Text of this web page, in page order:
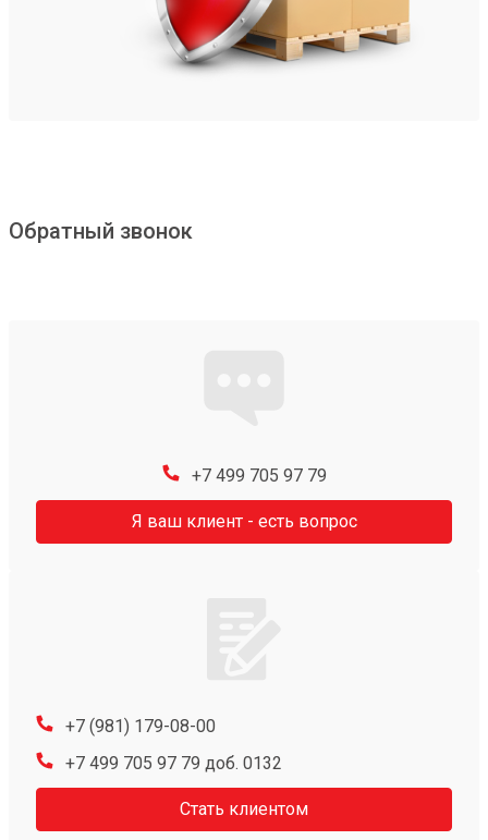
Обратный звонок
+7 499 705 97 79
Я ваш клиент - есть вопрос
+7 (981) 179-08-00
+7 499 705 97 79 доб. 0132
Стать клиентом